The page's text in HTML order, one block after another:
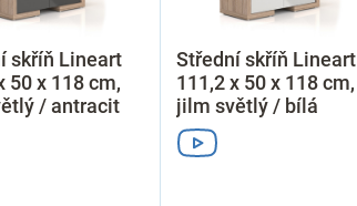
skříň Lineart
50 x 118 cm,
/ antracit
Střední skříň Lineart
111,2 x 50 x 118 cm,
jilm světlý / bílá